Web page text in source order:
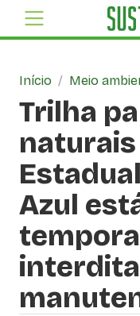
Início / Meio
Trilha
Azul